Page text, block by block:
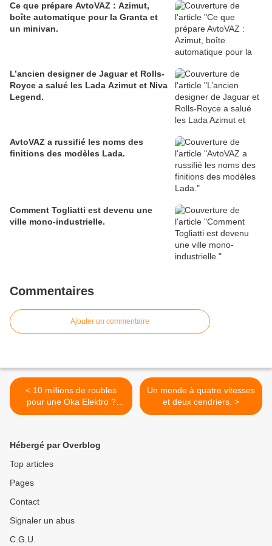
Ce que prépare AvtoVAZ : Azimut,
boîte automatique pour la Granta et
un minivan.
L’ancien designer de Jaguar et Rolls-
Royce a salué les Lada Azimut et Niva
Legend.
AvtoVAZ a russifié les noms des
finitions des modèles Lada.
Comment Togliatti est devenu une
ville mono-industrielle.
Commentaires
Ajouter un commentaire
< 10 millions de roubles
pour une Oka Elektro ?
Hmm.
Un monde à quatre vitesses
et deux cendriers. >
Hébergé par Overblog
Top articles
Pages
Contact
Signaler un abus
C.G.U.